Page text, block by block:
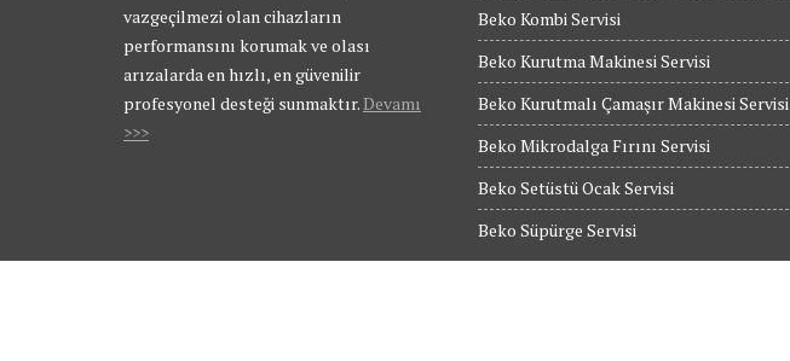
vazgeçilmezi olan cihazların
performansını korumak ve olası
arızalarda en hızlı, en güvenilir
profesyonel desteği sunmaktır. Devamı
>>>
Beko Kombi Servisi
Beko Kurutma Makinesi Servisi
Beko Kurutmalı Çamaşır Makinesi Servisi
Beko Mikrodalga Fırını Servisi
Beko Setüstü Ocak Servisi
Beko Süpürge Servisi